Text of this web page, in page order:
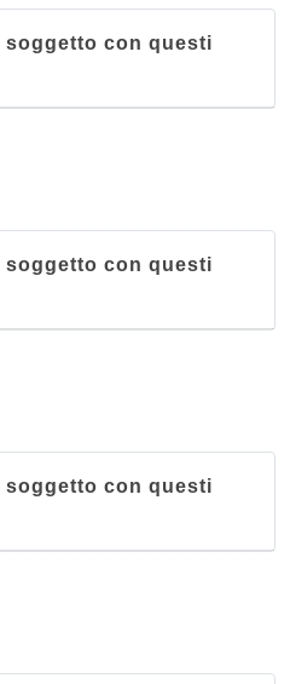
soggetto con questi
soggetto con questi
soggetto con questi